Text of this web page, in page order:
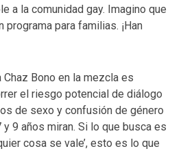
a la comunidad gay. Imagino que
para familias. ¡Han
Chaz Bono en la mezcla es
el riesgo potencial de diálogo
de sexo y confusión de género
9 años miran. Si lo que busca es
cosa se vale’, esto es lo que